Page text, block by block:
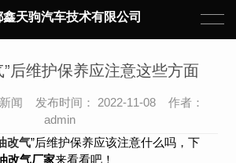
鑫天驹汽车技术有限公司
”后维护保养应注意这些方面
闻 发布时间： 2022-11-08 作者：
admin
改气”后维护保养应该注意什么吗，下
改气厂家来看看吧！